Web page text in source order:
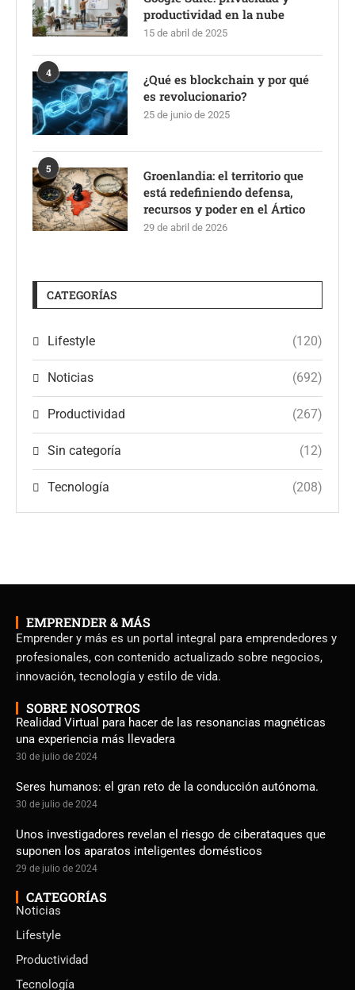
productividad en la nube
15 de abril de 2025
4
¿Qué es blockchain y por qué
es revolucionario?
25 de junio de 2025
5
Groenlandia: el territorio que
está redefiniendo defensa,
recursos y poder en el Ártico
29 de abril de 2026
CATEGORÍAS
Lifestyle (120)
Noticias (692)
Productividad (267)
Sin categoría (12)
Tecnología (208)
EMPRENDER & MÁS
Emprender y más es un portal integral para emprendedores y
profesionales, con contenido actualizado sobre negocios,
innovación, tecnología y estilo de vida.
SOBRE NOSOTROS
Realidad Virtual para hacer de las resonancias magnéticas
una experiencia más llevadera
30 de julio de 2024
Seres humanos: el gran reto de la conducción autónoma.
30 de julio de 2024
Unos investigadores revelan el riesgo de ciberataques que
suponen los aparatos inteligentes domésticos
29 de julio de 2024
CATEGORÍAS
Noticias
Lifestyle
Productividad
Tecnología